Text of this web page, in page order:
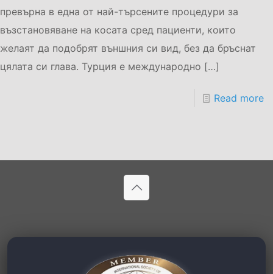
превърна в една от най-търсените процедури за
възстановяване на косата сред пациенти, които
желаят да подобрят външния си вид, без да бръснат
цялата си глава. Турция е международно […]
Read more